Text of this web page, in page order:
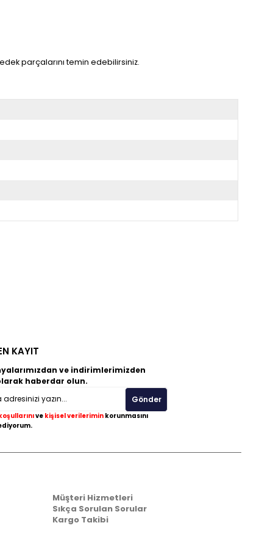
parçalarını temin edebilirsiniz.
KAYIT
ve indirimlerimizden
haberdar olun.
Gönder
ve kişisel verileriminkorunmasını
Müşteri Hizmetleri
Sıkça Sorulan Sorular
Kargo Takibi